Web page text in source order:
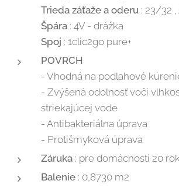
Trieda záťaže a oderu : 23/32 ,
Špára : 4V - drážka
Spoj : 1clic2go pure+
POVRCH
- Vhodná na podlahové
- Zvýšená odolnosť voči
striekajúcej vode
- Antibakteriálna úprava
- Protišmyková úprava
Záruka : pre domácnosti 20
Balenie : 0,8730 m2